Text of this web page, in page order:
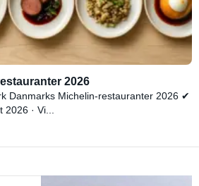
2026
Danmarks Michelin-restauranter 2026 ✔
· Vi...